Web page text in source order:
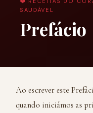
SAUDÁVEL
Prefácio
Ao escrever este
quando iniciámos as